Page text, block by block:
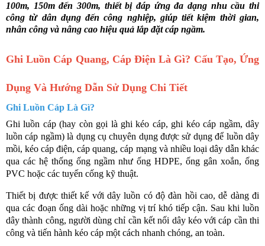
100m, 150m đến 300m, thiết bị đáp ứng đa dạng nhu cầu thi
công từ dân dụng đến công nghiệp, giúp tiết kiệm thời gian,
nhân công và nâng cao hiệu quả lắp đặt cáp ngầm.
Ghi Luồn Cáp Quang, Cáp Điện Là Gì? Cấu Tạo, Ứng
Dụng Và Hướng Dẫn Sử Dụng Chi Tiết
Ghi Luồn Cáp Là Gì?
Ghi luồn cáp (hay còn gọi là ghi kéo cáp, ghi kéo cáp ngầm, dây
luồn cáp ngầm) là dụng cụ chuyên dụng được sử dụng để luồn dây
mồi, kéo cáp điện, cáp quang, cáp mạng và nhiều loại dây dẫn khác
qua các hệ thống ống ngầm như ống HDPE, ống gân xoắn, ống
PVC hoặc các tuyến cống kỹ thuật.
Thiết bị được thiết kế với dây luồn có độ đàn hồi cao, dễ dàng đi
qua các đoạn ống dài hoặc những vị trí khó tiếp cận. Sau khi luồn
dây thành công, người dùng chỉ cần kết nối dây kéo với cáp cần thi
công và tiến hành kéo cáp một cách nhanh chóng, an toàn.